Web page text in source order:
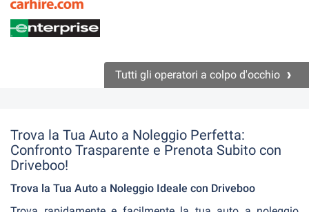
Tutti gli operatori a colpo d'occhio
Trova la Tua Auto a Noleggio Perfetta:
Confronto Trasparente e Prenota Subito con
Driveboo!
Trova la Tua Auto a Noleggio Ideale con Driveboo